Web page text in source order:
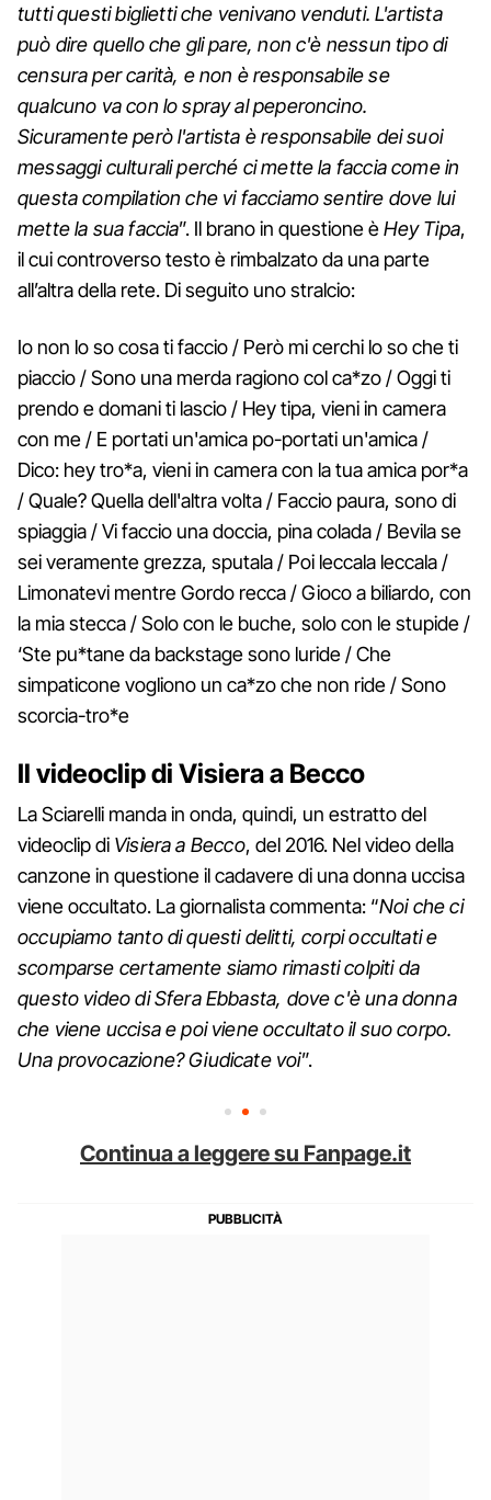
tutti questi biglietti che venivano venduti. L'artista
può dire quello che gli pare, non c'è nessun tipo di
censura per carità, e non è responsabile se
qualcuno va con lo spray al peperoncino.
Sicuramente però l'artista è responsabile dei suoi
messaggi culturali perché ci mette la faccia come in
questa compilation che vi facciamo sentire dove lui
mette la sua faccia”. Il brano in questione èHey Tipa,
il cui controverso testo è rimbalzato da una parte
all’altra della rete. Di seguito uno stralcio:
Io non lo so cosa ti faccio / Però mi cerchi lo so che ti
piaccio / Sono una merda ragiono col ca*zo / Oggi ti
prendo e domani ti lascio / Hey tipa, vieni in camera
con me / E portati un'amica po-portati un'amica /
Dico: hey tro*a, vieni in camera con la tua amica por*a
/ Quale? Quella dell'altra volta / Faccio paura, sono di
spiaggia / Vi faccio una doccia, pina colada / Bevila se
sei veramente grezza, sputala / Poi leccala leccala /
Limonatevi mentre Gordo recca / Gioco a biliardo, con
la mia stecca / Solo con le buche, solo con le stupide /
‘Ste pu*tane da backstage sono luride / Che
simpaticone vogliono un ca*zo che non ride / Sono
scorcia-tro*e
Il videoclip di Visiera a Becco
La Sciarelli manda in onda, quindi, un estratto del
videoclip di Visiera a Becco, del 2016. Nel video della
canzone in questione il cadavere di una donna uccisa
viene occultato. La giornalista commenta: “Noi che ci
occupiamo tanto di questi delitti, corpi occultati e
scomparse certamente siamo rimasti colpiti da
questo video di Sfera Ebbasta, dove c'è una donna
che viene uccisa e poi viene occultato il suo corpo.
Una provocazione? Giudicate voi”.
Continua a leggere su Fanpage.it